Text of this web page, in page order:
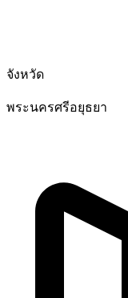
จังหวัด
พระนครศรีอยุธยา